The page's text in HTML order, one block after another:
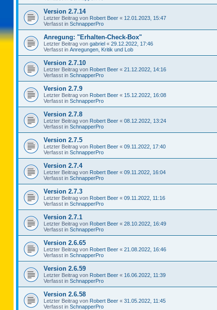
Version 2.7.14
Letzter Beitrag von Robert Beer « 12.01.2023, 15:47
Verfasst in SchnapperPro
Anregung: "Erhalten-Check-Box"
Letzter Beitrag von gabriel « 29.12.2022, 17:46
Verfasst in Anregungen, Kritik und Lob
Version 2.7.10
Letzter Beitrag von Robert Beer « 21.12.2022, 14:16
Verfasst in SchnapperPro
Version 2.7.9
Letzter Beitrag von Robert Beer « 15.12.2022, 16:08
Verfasst in SchnapperPro
Version 2.7.8
Letzter Beitrag von Robert Beer « 08.12.2022, 13:24
Verfasst in SchnapperPro
Version 2.7.5
Letzter Beitrag von Robert Beer « 09.11.2022, 17:40
Verfasst in SchnapperPro
Version 2.7.4
Letzter Beitrag von Robert Beer « 09.11.2022, 16:04
Verfasst in SchnapperPro
Version 2.7.3
Letzter Beitrag von Robert Beer « 09.11.2022, 11:16
Verfasst in SchnapperPro
Version 2.7.1
Letzter Beitrag von Robert Beer « 28.10.2022, 16:49
Verfasst in SchnapperPro
Version 2.6.65
Letzter Beitrag von Robert Beer « 21.08.2022, 16:46
Verfasst in SchnapperPro
Version 2.6.59
Letzter Beitrag von Robert Beer « 16.06.2022, 11:39
Verfasst in SchnapperPro
Version 2.6.58
Letzter Beitrag von Robert Beer « 31.05.2022, 11:45
Verfasst in SchnapperPro